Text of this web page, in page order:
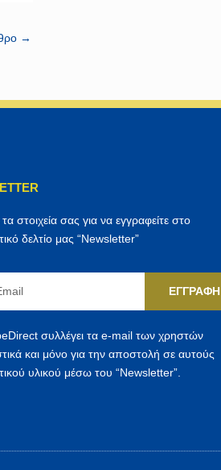
→
τα στοιχεία σας για να εγγραφείτε στο
δελτίο μας “Newsletter”
ΕΓΓΡΑΦΉ
συλλέγει τα e-mail των χρηστών
και μόνο για την αποστολή σε αυτούς
υλικού μέσω του “Newsletter”.